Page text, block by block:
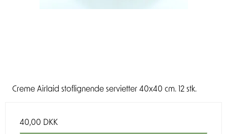
Creme Airlaid stoflignende servietter 40x40 cm. 12 stk.
40,00 DKK